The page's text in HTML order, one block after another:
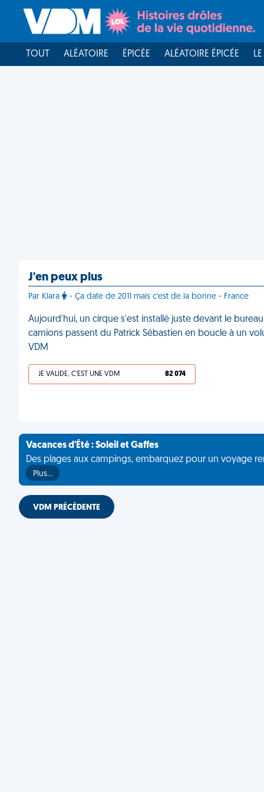
TOUT ALÉATOIRE ÉPICÉE ALÉATOIRE ÉPICÉE
J'en peux plus
Par Klara - Ça date de 2011 mais c'est de la bonne - France
Aujourd'hui, un cirque s'est installé juste devant le
camions passent du Patrick Sébastien en boucle à un
VDM
JE VALIDE, C'EST UNE VDM 82 074
Vacances d'Été : Soleil et Gaffes
Des plages aux campings, embarquez pour un voyage
Plus…
VDM PRÉCÉDENTE